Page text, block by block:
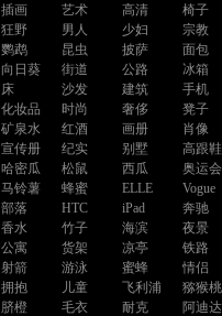
插画
艺术 高清
椅子
狂野
男人 少妇
宗教
鹦鹉
昆虫 披萨
面包
向日葵
街道 公路
冰箱
床
沙发 建筑
手机
化妆品
时尚 奢侈
凳子
矿泉水
红酒 画册
肖像
宣传册
纪实 别墅
高跟鞋
哈密瓜
松鼠 西瓜
奥运会
马铃薯
蜂蜜 ELLE
Vogue
部落
HTC iPad
奔驰
香水
竹子 海滨
夜景
公寓
货架 凉亭
铁路
射箭
游泳 蜜蜂
情侣
拥抱
儿童 飞利浦
猕猴桃
脐橙
毛衣 耐克
阿迪